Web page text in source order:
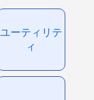
ユーティリテ
ィ